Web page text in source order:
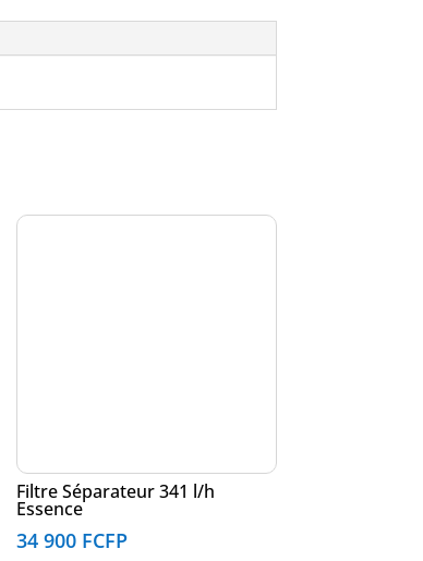
Filtre Séparateur 341 l/h
Essence
34 900 FCFP